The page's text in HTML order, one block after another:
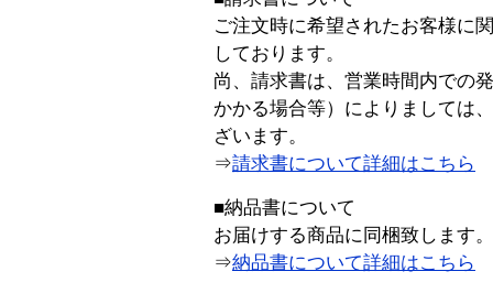
ご注文時に希望されたお客様に
しております。
尚、請求書は、営業時間内での
かかる場合等）によりましては
ざいます。
⇒請求書について詳細はこちら
■納品書について
お届けする商品に同梱致します。
⇒納品書について詳細はこちら